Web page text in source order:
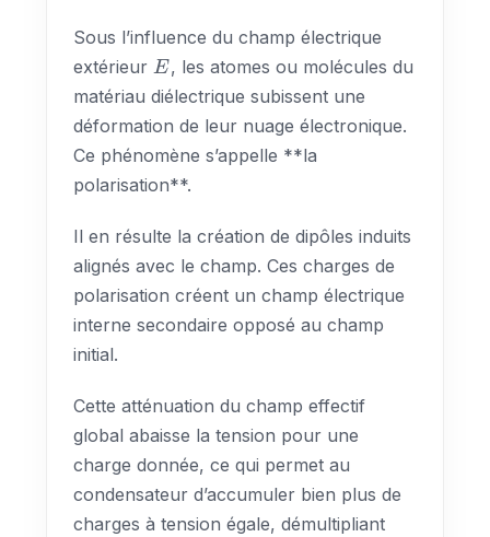
Sous l’influence du champ électrique
extérieurE
E, les atomes ou molécules du
matériau diélectrique subissent une
déformation de leur nuage électronique.
Ce phénomène s’appelle **la
polarisation**.
Il en résulte la création de dipôles induits
alignés avec le champ. Ces charges de
polarisation créent un champ électrique
interne secondaire opposé au champ
initial.
Cette atténuation du champ effectif
global abaisse la tension pour une
charge donnée, ce qui permet au
condensateur d’accumuler bien plus de
charges à tension égale, démultipliant